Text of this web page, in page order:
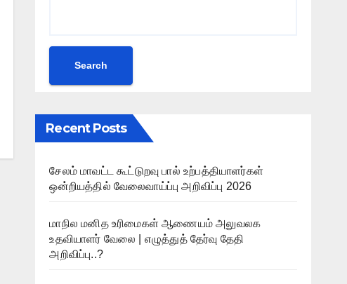
Search
Recent Posts
சேலம் மாவட்ட கூட்டுறவு பால் உற்பத்தியாளர்கள்
ஒன்றியத்தில் வேலைவாய்ப்பு அறிவிப்பு 2026
மாநில மனித உரிமைகள் ஆணையம் அலுவலக
உதவியாளர் வேலை | எழுத்துத் தேர்வு தேதி
அறிவிப்பு..?